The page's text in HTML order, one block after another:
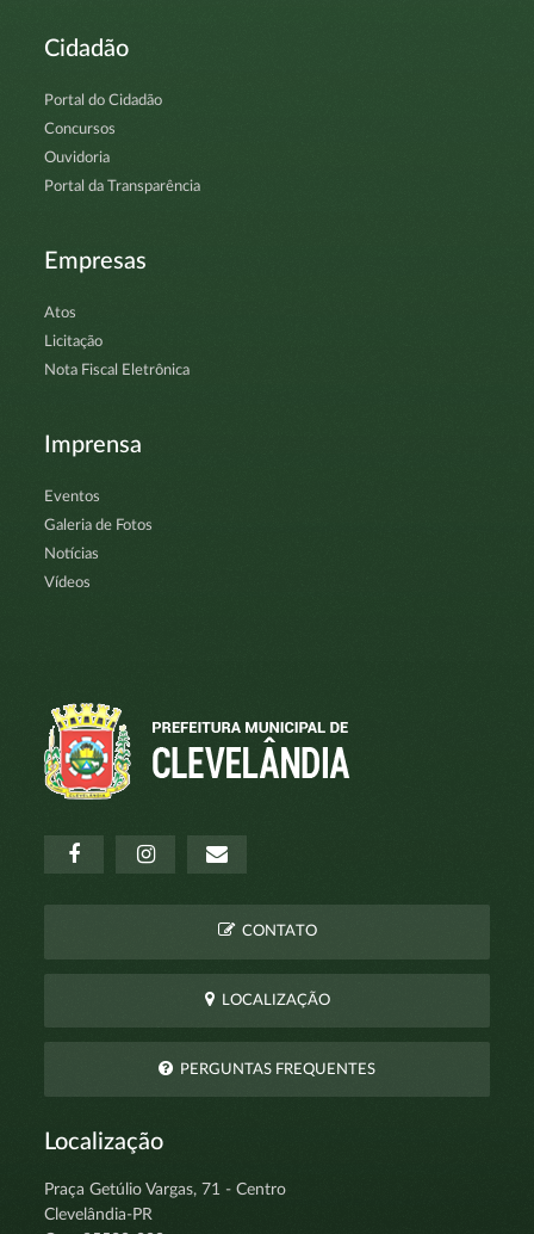
Cidadão
Portal do Cidadão
Concursos
Ouvidoria
Portal da Transparência
Empresas
Atos
Licitação
Nota Fiscal Eletrônica
Imprensa
Eventos
Galeria de Fotos
Notícias
Vídeos
CONTATO
LOCALIZAÇÃO
PERGUNTAS FREQUENTES
Localização
Praça Getúlio Vargas, 71 - Centro
Clevelândia-PR